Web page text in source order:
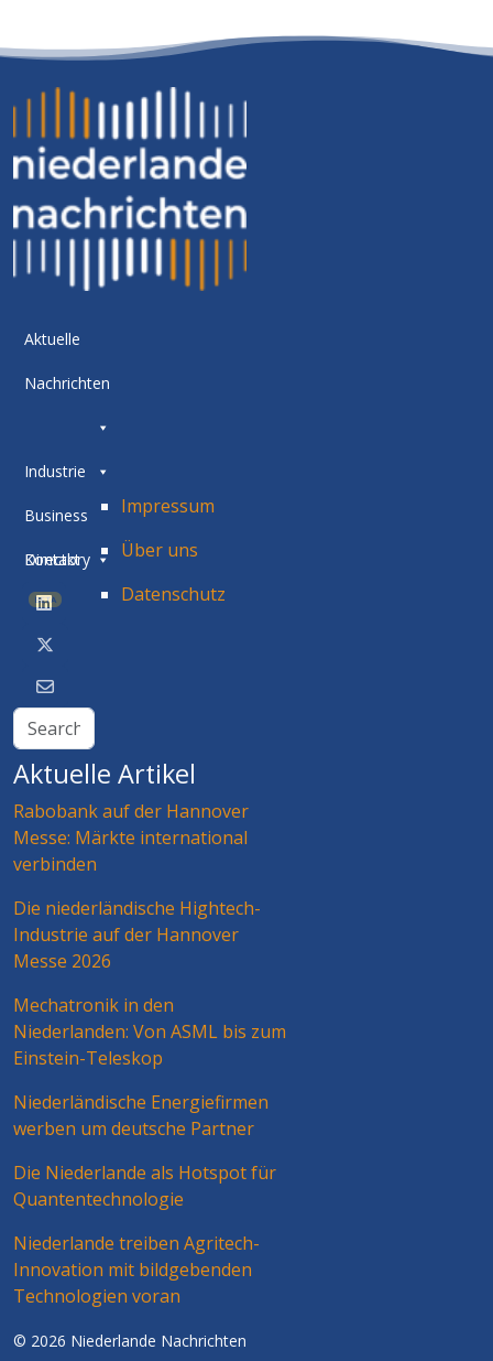
Aktuelle
Nachrichten
Industrie
Business
Directory
BETA
Kontakt
Impressum
Über uns
Datenschutz
Aktuelle Artikel
Rabobank auf der Hannover
Messe: Märkte international
verbinden
Die niederländische Hightech-
Industrie auf der Hannover
Messe 2026
Mechatronik in den
Niederlanden: Von ASML bis zum
Einstein-Teleskop
Niederländische Energiefirmen
werben um deutsche Partner
Die Niederlande als Hotspot für
Quantentechnologie
Niederlande treiben Agritech-
Innovation mit bildgebenden
Technologien voran
© 2026 Niederlande Nachrichten